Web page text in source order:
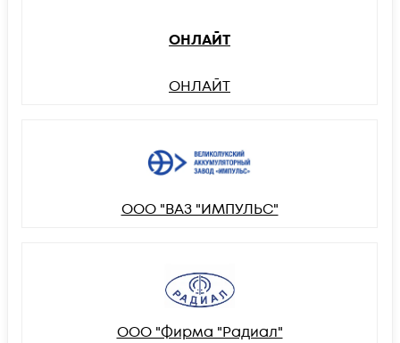
ОНЛАЙТ
ОНЛАЙТ
ООО "ВАЗ "ИМПУЛЬС"
ООО "Фирма "Радиал"